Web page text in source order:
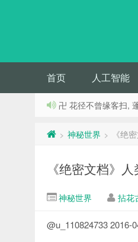
首页 人工智能
卍 花径不曾缘客扫,
> 神秘世界 > 《绝
《绝密文档》
神秘世界 拈花
@u_110824733 2016-